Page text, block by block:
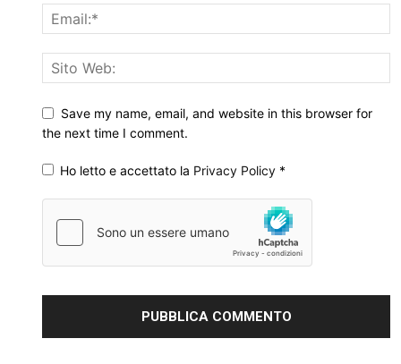
Save my name, email, and website in this browser for
the next time I comment.
Ho letto e accettato la Privacy Policy *